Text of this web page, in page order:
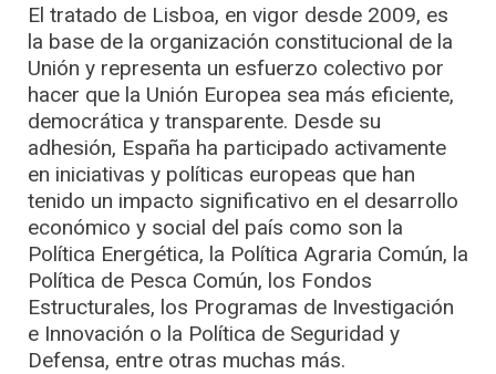
El tratado de Lisboa, en vigor desde 2009, es
la base de la organización constitucional de la
Unión y representa un esfuerzo colectivo por
hacer que la Unión Europea sea más eficiente,
democrática y transparente. Desde su
adhesión, España ha participado activamente
en iniciativas y políticas europeas que han
tenido un impacto significativo en el desarrollo
económico y social del país como son la
Política Energética, la Política Agraria Común, la
Política de Pesca Común, los Fondos
Estructurales, los Programas de Investigación
e Innovación o la Política de Seguridad y
Defensa, entre otras muchas más.